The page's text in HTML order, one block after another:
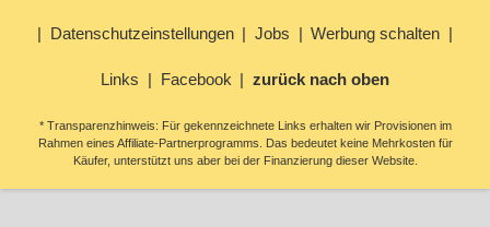
Datenschutzeinstellungen Jobs Werbung schalten
Links Facebook zurück nach oben
* Transparenzhinweis: Für gekennzeichnete Links erhalten wir Provisionen im
Rahmen eines Affiliate-Partnerprogramms. Das bedeutet keine Mehrkosten für
Käufer, unterstützt uns aber bei der Finanzierung dieser Website.